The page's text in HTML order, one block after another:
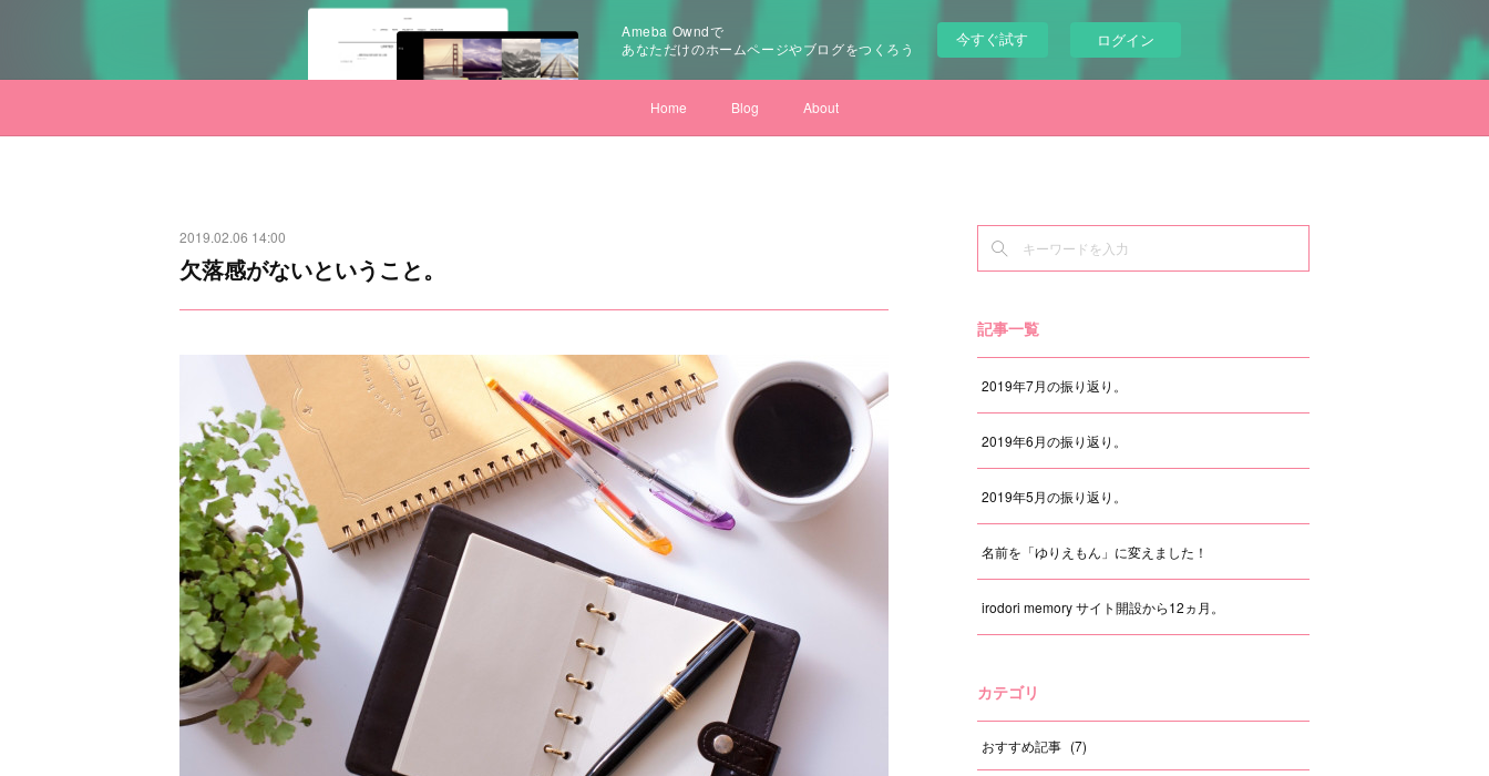
Ameba Owndで
あなただけのホームページやブログをつくろう
今すぐ試す ログイン
Home Blog About
2019.02.06 14:00
欠落感がないということ。
記事一覧
2019年7月の振り返り。
2019年6月の振り返り。
2019年5月の振り返り。
名前を「ゆりえもん」に変えました！
irodori memory サイト開設から12ヵ月。
カテゴリ
おすすめ記事 (7)